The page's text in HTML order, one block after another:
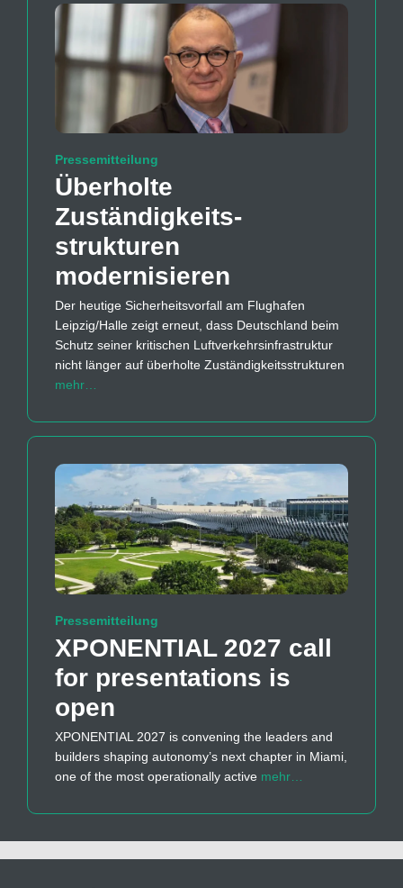
Pressemitteilung
Überholte
Zuständigkeits­
strukturen
modernisieren
Der heutige Sicherheitsvorfall am Flughafen
Leipzig/Halle zeigt erneut, dass Deutschland beim
Schutz seiner kritischen Luftverkehrsinfrastruktur
nicht länger auf überholte Zuständigkeitsstrukturen
mehr…
Pressemitteilung
XPONENTIAL 2027 call
for presentations is
open
XPONENTIAL 2027 is convening the leaders and
builders shaping autonomy’s next chapter in Miami,
one of the most operationally active mehr…